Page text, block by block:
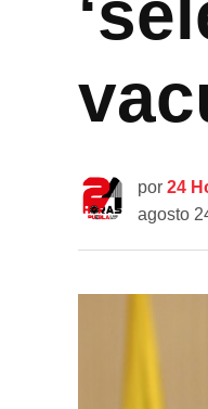
por 24
agosto